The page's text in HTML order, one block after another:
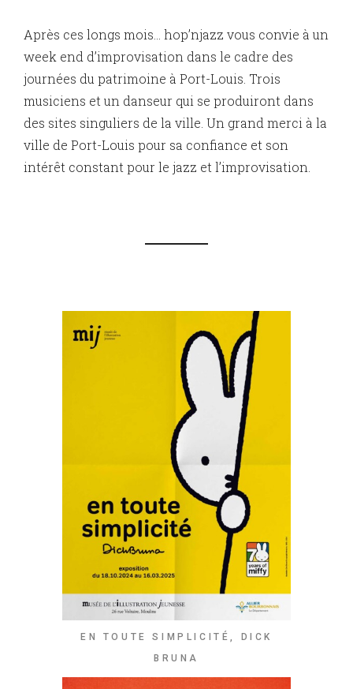
Après ces longs mois… hop’njazz vous convie à un
week end d’improvisation dans le cadre des
journées du patrimoine à Port-Louis. Trois
musiciens et un danseur qui se produiront dans
des sites singuliers de la ville. Un grand merci à la
ville de Port-Louis pour sa confiance et son
intérêt constant pour le jazz et l’improvisation.
EN TOUTE SIMPLICITÉ, DICK
BRUNA